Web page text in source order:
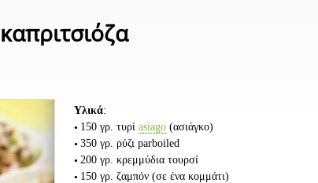
Υλικά:
150 γρ. τυρί asiago (ασιάγκο)
350 γρ. ρύζι parboiled
200 γρ. κρεμμύδια τουρσί
150 γρ. ζαμπόν (σε ένα κομμάτι)